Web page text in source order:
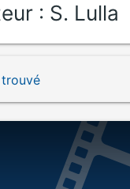
: S. Lulla